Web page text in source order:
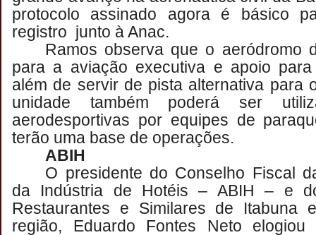
protocolo assinado agora é básico
registro junto à Anac.
Ramos observa que o aeródromo
para a aviação executiva e apoio
além de servir de pista alternativa para
unidade também poderá ser
aerodesportivas por equipes de
terão uma base de operações.
ABIH
O presidente do Conselho Fiscal
da Indústria de Hotéis – ABIH – e
Restaurantes e Similares de Itabuna
região, Eduardo Fontes Neto